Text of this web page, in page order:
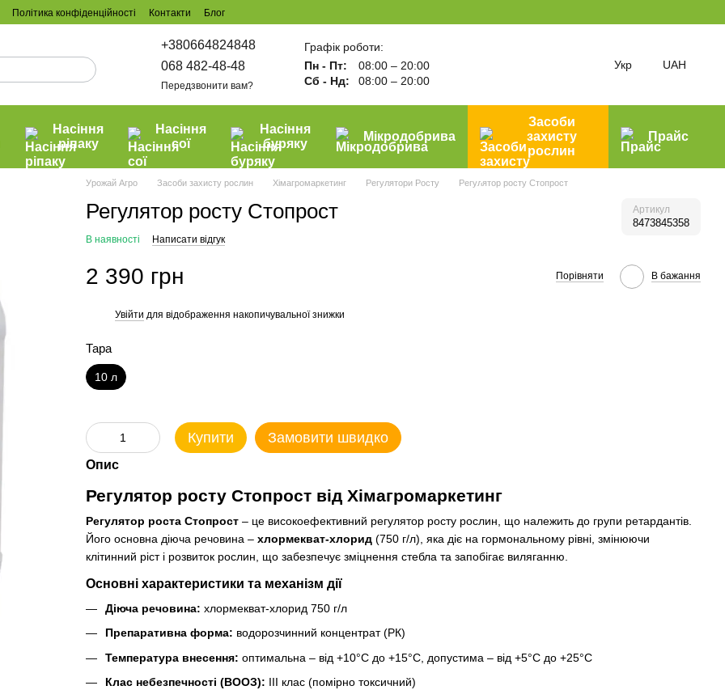
Політика конфіденційності Контакти Блог
+380664824848
068 482-48-48
Передзвонити вам?
Графік роботи:
Пн - Пт:
08:00 – 20:00
Сб - Нд:
08:00 – 20:00
Укр UAH
Насіння
ріпаку
Насіння
сої
Насіння
буряку
Мікродобрива
Засоби
захисту
рослин
Прайс
Урожай Агро Засоби захисту рослин Хімагромаркетинг Регулятори Росту Регулятор росту Стопрост
Регулятор росту Стопрост Артикул
8473845358
В наявності Написати відгук
2 390 грн Порівняти В бажання
Увійти для відображення накопичувальної знижки
Тара
10 л
Купити Замовити швидко
Опис
Регулятор росту Стопрост від Хімагромаркетинг
Регулятор роста Стопрост– це високоефективний регулятор росту рослин, що належить до групи ретардантів.
Його основна діюча речовина – хлормекват-хлорид(750 г/л), яка діє на гормональному рівні, змінюючи
клітинний ріст і розвиток рослин, що забезпечує зміцнення стебла та запобігає виляганню.
Основні характеристики та механізм дії
Діюча речовина: хлормекват-хлорид 750 г/л
Препаративна форма: водорозчинний концентрат (РК)
Температура внесення: оптимальна – від +10°C до +15°C, допустима – від +5°C до +25°C
Клас небезпечності (ВООЗ): III клас (помірно токсичний)